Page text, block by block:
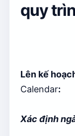
quy
Lên kế
Calendar:
Xác định